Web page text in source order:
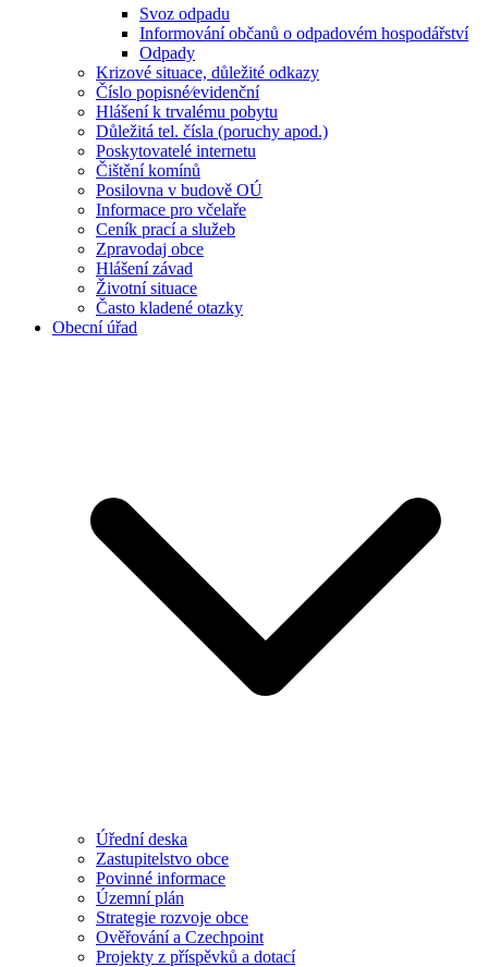
Svoz odpadu
Informování občanů o odpadovém hospodářství
Odpady
Krizové situace, důležité odkazy
Číslo popisné⁄evidenční
Hlášení k trvalému pobytu
Důležitá tel. čísla (poruchy apod.)
Poskytovatelé internetu
Čištění komínů
Posilovna v budově OÚ
Informace pro včelaře
Ceník prací a služeb
Zpravodaj obce
Hlášení závad
Životní situace
Často kladené otazky
Obecní úřad
Úřední deska
Zastupitelstvo obce
Povinné informace
Územní plán
Strategie rozvoje obce
Ověřování a Czechpoint
Projekty z příspěvků a dotací